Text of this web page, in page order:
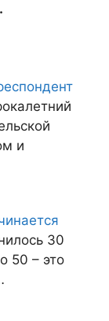
и
30
50 – это